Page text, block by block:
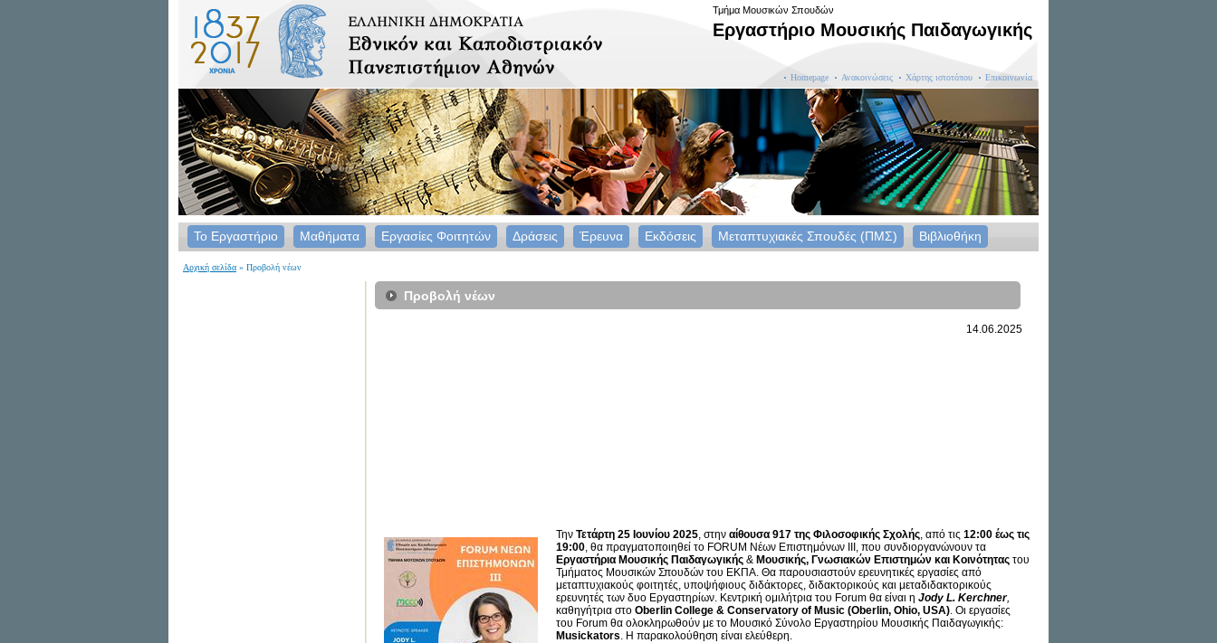
Τμήμα Μουσικών Σπουδών
Εργαστήριο Μουσικής Παιδαγωγικής
Homepage Ανακοινώσεις Χάρτης ιστοτόπου Επικοινωνία
Το Εργαστήριο Μαθήματα Εργασίες Φοιτητών Δράσεις Έρευνα Εκδόσεις Μεταπτυχιακές Σπουδές (ΠΜΣ) Βιβλιοθήκη
Αρχική σελίδα » Προβολή νέων
Προβολή νέων
14.06.2025
Την Τετάρτη 25 Ιουνίου 2025, στην αίθουσα 917 της Φιλοσοφικής Σχολής, από τις 12:00 έως τις
19:00, θα πραγματοποιηθεί το FORUM Νέων Επιστημόνων ΙΙΙ, που συνδιοργανώνουν τα
Εργαστήρια Μουσικής Παιδαγωγικής & Μουσικής, Γνωσιακών Επιστημών και Κοινότητας του
Τμήματος Μουσικών Σπουδών του ΕΚΠΑ. Θα παρουσιαστούν ερευνητικές εργασίες από
μεταπτυχιακούς φοιτητές, υποψήφιους διδάκτορες, διδακτορικούς και μεταδιδακτορικούς
ερευνητές των δυο Εργαστηρίων. Κεντρική ομιλήτρια του Forum θα είναι η Jody L. Kerchner,
καθηγήτρια στο Oberlin College & Conservatory of Music (Oberlin, Ohio, USA). Οι εργασίες
του Forum θα ολοκληρωθούν με το Μουσικό Σύνολο Εργαστηρίου Μουσικής Παιδαγωγικής:
Musickators. Η παρακολούθηση είναι ελεύθερη.